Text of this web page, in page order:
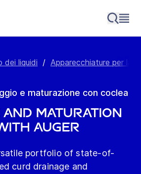
dei liquidi / Apparecchiature per la
e maturazione con coclea
and maturation
auger
portfolio of state-of-
curd drainage and